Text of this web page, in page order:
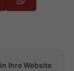
Ihre Website